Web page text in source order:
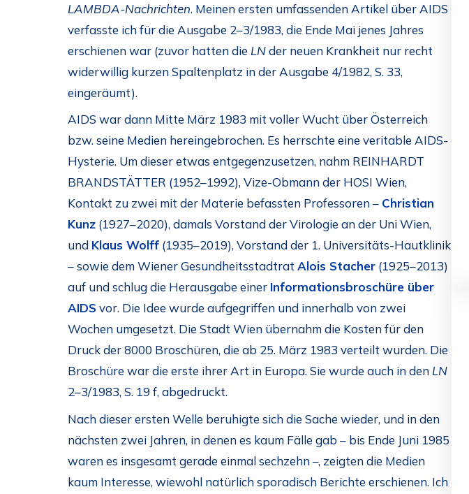
LAMBDA-Nachrichten. Meinen ersten umfassenden Artikel über AIDS
verfasste ich für die Ausgabe 2–3/1983, die Ende Mai jenes Jahres
erschienen war (zuvor hatten die LNder neuen Krankheit nur recht
widerwillig kurzen Spaltenplatz in der Ausgabe 4/1982, S. 33,
eingeräumt).
AIDS war dann Mitte März 1983 mit voller Wucht über Österreich
bzw. seine Medien hereingebrochen. Es herrschte eine veritable AIDS-
Hysterie. Um dieser etwas entgegenzusetzen, nahm REINHARDT
BRANDSTÄTTER (1952–1992), Vize-Obmann der HOSI Wien,
Kontakt zu zwei mit der Materie befassten Professoren – Christian
Kunz (1927–2020), damals Vorstand der Virologie an der Uni Wien,
und Klaus Wolff (1935–2019), Vorstand der 1. Universitäts-Hautklinik
– sowie dem Wiener Gesundheitsstadtrat Alois Stacher (1925–2013)
auf und schlug die Herausgabe einer Informationsbroschüre über
AIDSvor. Die Idee wurde aufgegriffen und innerhalb von zwei
Wochen umgesetzt. Die Stadt Wien übernahm die Kosten für den
Druck der 8000 Broschüren, die ab 25. März 1983 verteilt wurden. Die
Broschüre war die erste ihrer Art in Europa. Sie wurde auch in denLN
2–3/1983, S. 19 f, abgedruckt.
Nach dieser ersten Welle beruhigte sich die Sache wieder, und in den
nächsten zwei Jahren, in denen es kaum Fälle gab – bis Ende Juni 1985
waren es insgesamt gerade einmal sechzehn –, zeigten die Medien
kaum Interesse, wiewohl natürlich sporadisch Berichte erschienen. Ich